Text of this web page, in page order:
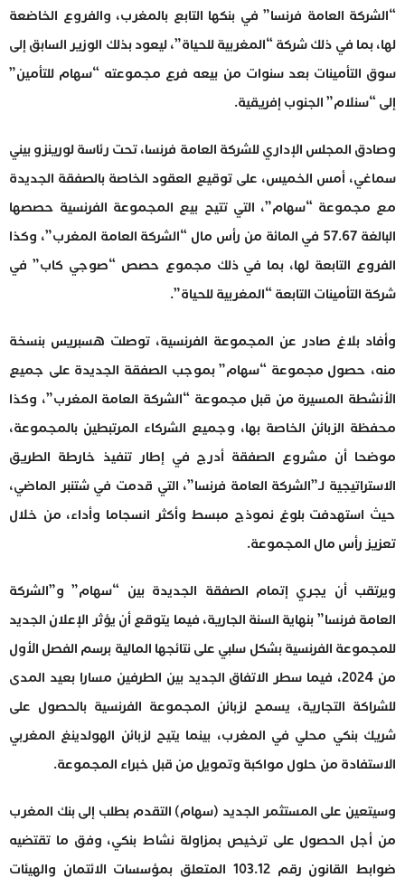
“الشركة العامة فرنسا” في بنكها التابع بالمغرب، والفروع الخاضعة
لها، بما في ذلك شركة “المغربية للحياة”، ليعود بذلك الوزير السابق إلى
سوق التأمينات بعد سنوات من بيعه فرع مجموعته “سهام للتأمين”
إلى “سنلام” الجنوب إفريقية.
وصادق المجلس الإداري للشركة العامة فرنسا، تحت رئاسة لورينزو بيني
سماغي، أمس الخميس، على توقيع العقود الخاصة بالصفقة الجديدة
مع مجموعة “سهام”، التي تتيح بيع المجموعة الفرنسية حصصها
البالغة 57.67 في المائة من رأس مال “الشركة العامة المغرب”، وكذا
الفروع التابعة لها، بما في ذلك مجموع حصص “صوجي كاب” في
شركة التأمينات التابعة “المغربية للحياة”.
وأفاد بلاغ صادر عن المجموعة الفرنسية، توصلت هسبريس بنسخة
منه، حصول مجموعة “سهام” بموجب الصفقة الجديدة على جميع
الأنشطة المسيرة من قبل مجموعة “الشركة العامة المغرب”، وكذا
محفظة الزبائن الخاصة بها، وجميع الشركاء المرتبطين بالمجموعة،
موضحا أن مشروع الصفقة أدرج في إطار تنفيذ خارطة الطريق
الاستراتيجية لـ”الشركة العامة فرنسا”، التي قدمت في شتنبر الماضي،
حيث استهدفت بلوغ نموذج مبسط وأكثر انسجاما وأداء، من خلال
تعزيز رأس مال المجموعة.
ويرتقب أن يجري إتمام الصفقة الجديدة بين “سهام” و”الشركة
العامة فرنسا” بنهاية السنة الجارية، فيما يتوقع أن يؤثر الإعلان الجديد
للمجموعة الفرنسية بشكل سلبي على نتائجها المالية برسم الفصل الأول
من 2024، فيما سطر الاتفاق الجديد بين الطرفين مسارا بعيد المدى
للشراكة التجارية، يسمح لزبائن المجموعة الفرنسية بالحصول على
شريك بنكي محلي في المغرب، بينما يتيح لزبائن الهولدينغ المغربي
الاستفادة من حلول مواكبة وتمويل من قبل خبراء المجموعة.
وسيتعين على المستثمر الجديد (سهام) التقدم بطلب إلى بنك المغرب
من أجل الحصول على ترخيص بمزاولة نشاط بنكي، وفق ما تقتضيه
ضوابط القانون رقم 103.12 المتعلق بمؤسسات الائتمان والهيئات